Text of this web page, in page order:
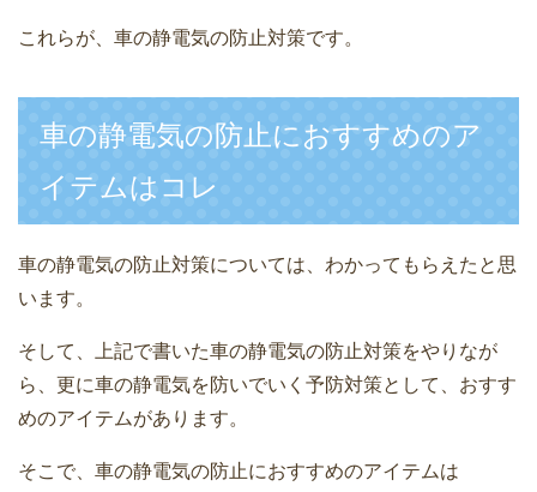
これらが、車の静電気の防止対策です。
車の静電気の防止におすすめのア
イテムはコレ
車の静電気の防止対策については、わかってもらえたと思
います。
そして、上記で書いた車の静電気の防止対策をやりなが
ら、更に車の静電気を防いでいく予防対策として、おすす
めのアイテムがあります。
そこで、車の静電気の防止におすすめのアイテムは